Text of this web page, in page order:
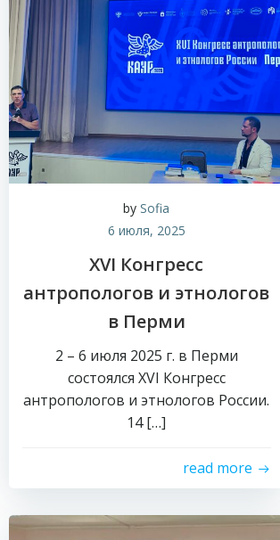
bySofia
6 июля, 2025
XVI Конгресс
антропологов и этнологов
в Перми
2 – 6 июля 2025 г. в Перми
состоялся XVI Конгресс
антропологов и этнологов России.
14 […]
read more